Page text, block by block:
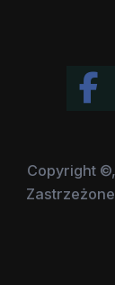
Copyright ©,